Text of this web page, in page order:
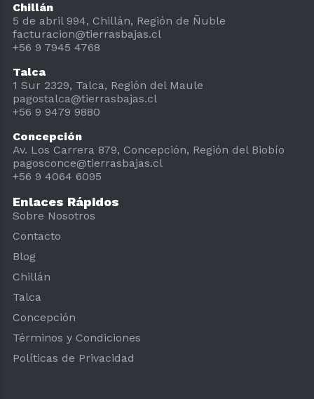
Chillán
5 de abril 994, Chillán, Región de Ñuble
facturacion@tierrasbajas.cl
+56 9 7945 4768
Talca
1 Sur 2329, Talca, Región del Maule
pagostalca@tierrasbajas.cl
+56 9 9479 9880
Concepción
Av. Los Carrera 879, Concepción, Región del Biobío
pagosconce@tierrasbajas.cl
+56 9 4064 6095
Enlaces Rápidos
Sobre Nosotros
Contacto
Blog
Chillán
Talca
Concepción
Términos y Condiciones
Políticas de Privacidad